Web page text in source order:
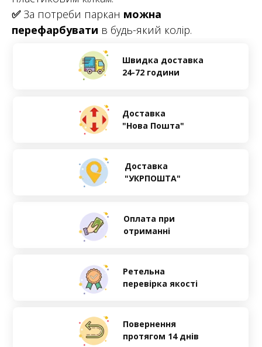
✅За потреби паркан можна
перефарбувати в будь-який колір.
Оплата при
отриманні
Ретельна
перевірка якості
Швидка доставка
24-72 години
Доставка
"Нова Пошта"
Доставка
"УКРПОШТА"
Повернення
протягом 14 днів